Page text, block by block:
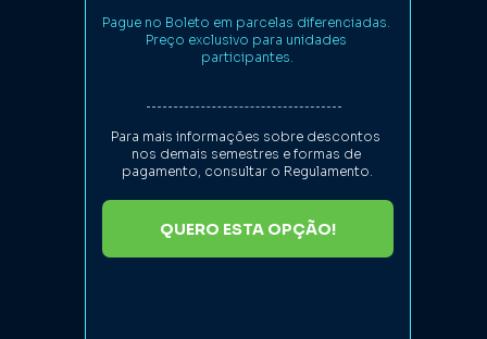
Pague no Boleto em parcelas diferenciadas.
Preço exclusivo para unidades
participantes.
Para mais informações sobre descontos
nos demais semestres e formas de
pagamento, consultar o Regulamento.
QUERO ESTA OPÇÃO!